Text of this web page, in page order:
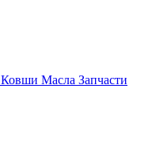
Ковши Масла Запчасти